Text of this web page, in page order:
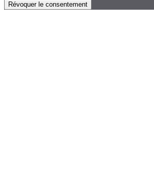
Révoquer le consentement